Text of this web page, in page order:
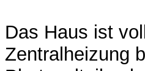
Das Haus ist
Zentralheizung